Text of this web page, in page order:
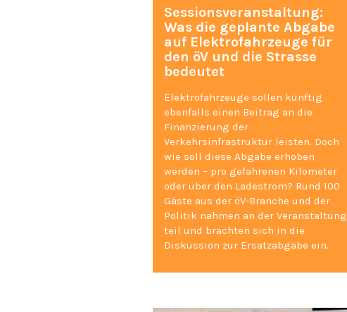
Sessionsveranstaltung:
Was die geplante Abgabe
auf Elektrofahrzeuge für
den öV und die Strasse
bedeutet
Elektrofahrzeuge sollen künftig
ebenfalls einen Beitrag an die
Finanzierung der
Verkehrsinfrastruktur leisten. Doch
wie soll diese Abgabe erhoben
werden – pro gefahrenen Kilometer
oder über den Ladestrom? Rund 100
Gäste aus der öV-Branche und der
Politik nahmen an der Veranstaltung
teil und brachten sich in die
Diskussion zur Ersatzabgabe ein.